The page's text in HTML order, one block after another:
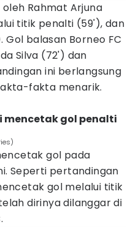
Rahmat Arjuna
titik penalti (59'), dan
balasan Borneo FC
Silva (72') dan
ini berlangsung
fakta menarik.
mencetak gol penalti
gol pada
Seperti pertandingan
gol melalui titik
dirinya dilanggar di